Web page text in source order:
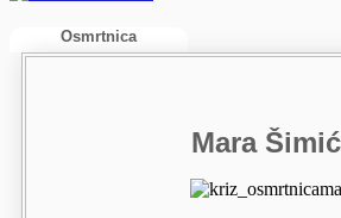
Osmrtnica
Mara Šimić